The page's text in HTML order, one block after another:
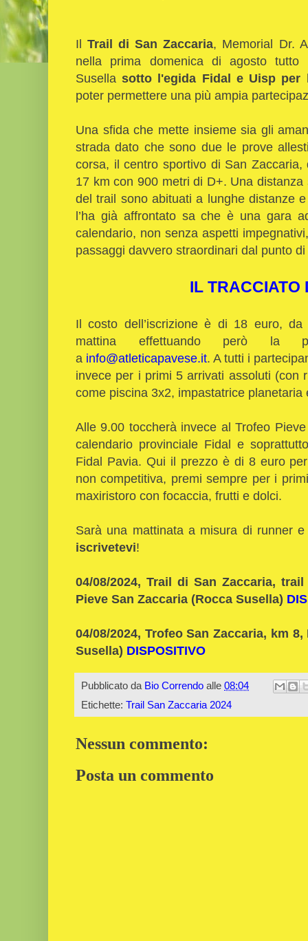
IlTrail di San Zaccaria, Memorial Dr.
nella prima domenica di agosto
Susellasotto l'egida Fidal e Uisp
poter permettere una più ampia
Una sfida che mette insieme sia gli
strada dato che sono due le prove
corsa, il centro sportivo di San
17 km con 900 metri di D+. Una
del trail sono abituati a lunghe distanze
l’ha già affrontato sa che è una gara
calendario, non senza aspetti
passaggi davvero straordinari dal punto
IL TRACCIATO
Il costo dell’iscrizione è di 18 euro,
mattina effettuando però la
a info@atleticapavese.it. A tutti i
invece per i primi 5 arrivati assoluti (con
come piscina 3x2, impastatrice
Alle 9.00 toccherà invece al Trofeo
calendario provinciale Fidal e
Fidal Pavia. Qui il prezzo è di 8 euro
non competitiva, premi sempre per i
maxiristoro con focaccia, frutti e dolci.
Sarà una mattinata a misura di runner
iscrivetevi!
04/08/2024, Trail di San Zaccaria,
Pieve San Zaccaria (Rocca Susella)
04/08/2024, Trofeo San Zaccaria, km
Susella) DISPOSITIVO
Pubblicato da Bio Correndo alle 08:04
Etichette: Trail San Zaccaria 2024
Nessun commento:
Posta un commento